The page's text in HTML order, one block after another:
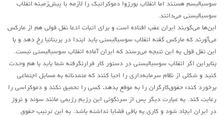
شبکه همبستگی کارگری
تحلیل
اصلاح طلبان
ایران و غرب
اصول
حزب پیشتاز
سوسیالیسم هستند اما انقلاب بورژوا دموکراتیک را لازمه یا پیش‌زمینه انقلاب
سوسیالیستی می‌دانند.
این‌ها می‌گویند ایران عقب افتاده است و برای اثبات ادعا نقل قولی هم از مارکس
می‌آورند که مارکس گفته انقلاب سوسیالیستی باید ابتدا در بریتانیا رخ دهد و با
این نقل قول به این نتیجه می‌رسند که ایران آماده انقلاب سوسیالیستی نیست.
بنابراین اگر انقلاب سوسیالیستی در دستور کار قرارنگرفته شما باید با هم وحدت
کنید و شکلی از نظام سرمایه‌داری را احیا کنند که متمدنانه به مسایل اجتماعی
برخورد کند؛ حقوق‌کارگران را به موقع بدهد، کسی را تحمیق نکند و دموکراسی را
رعایت کند. به عبارت دیگر پس از سرنگونی این رژیم رژیمی مانند سوئد و نروژ
در ایران ایجاد شود و کاری به باقی قضایا نداشته باشد. به این ترتیب حقوق